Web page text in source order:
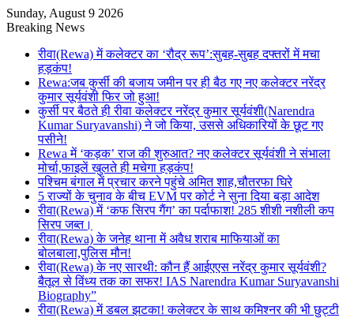
Sunday, August 9 2026
Breaking News
रीवा(Rewa) में कलेक्टर का ‘रौद्र रूप’:सुबह-सुबह दफ्तरों में मचा
हड़कंप!
Rewa:जब कुर्सी की बजाय जमीन पर ही बैठ गए नए कलेक्टर नरेंद्र
कुमार सूर्यवंशी फिर जो हुआ!
कुर्सी पर बैठते ही रीवा कलेक्टर नरेंद्र कुमार सूर्यवंशी(Narendra
Kumar Suryavanshi) ने जो किया, उससे अधिकारियों के छूट गए
पसीने!
Rewa में ‘कड़क’ राज की शुरुआत? नए कलेक्टर सूर्यवंशी ने संभाला
मोर्चा,फाइलें खुलते ही मचेगा हड़कंप!
पश्चिम बंगाल में प्रचार करने पहुंचे अमित शाह,चौतरफा घिरे
5 राज्यों के चुनाव के बीच EVM पर कोर्ट ने सुना दिया बड़ा आदेश
रीवा(Rewa) में ‘कफ सिरप गैंग’ का पर्दाफाश! 285 शीशी नशीली कप
सिरप जब्त।
रीवा(Rewa) के जनेह थाना में अवैध शराब माफियाओं का
बोलबाला,पुलिस मौन!
रीवा(Rewa) के नए सारथी: कौन हैं आईएएस नरेंद्र कुमार सूर्यवंशी?
बैतूल से विंध्य तक का सफर! IAS Narendra Kumar Suryavanshi
Biography”
रीवा(Rewa) में डबल झटका! कलेक्टर के साथ कमिश्नर की भी छुट्टी